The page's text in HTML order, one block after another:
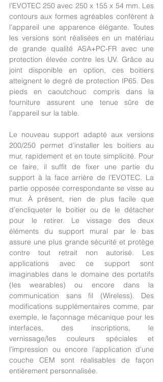
l’EVOTEC 250 avec 250 x 155 x 54 mm. Les
contours aux formes agréables confèrent à
l’appareil une apparence élégante. Toutes
les versions sont réalisées en un matériau
de grande qualité ASA+PC-FR avec une
protection élevée contre les UV. Grâce au
joint disponible en option, ces boitiers
atteignent le degré de protection IP65. Des
pieds en caoutchouc compris dans la
fourniture assurent une tenue sûre de
l’appareil sur la table.
Le nouveau support adapté aux versions
200/250 permet d’installer les boitiers au
mur, rapidement et en toute simplicité. Pour
ce faire, il suffit de fixer une partie du
support à la face arrière de l’EVOTEC. La
partie opposée correspondante se visse au
mur. À présent, rien de plus facile que
d’encliqueter le boitier ou de le détacher
pour le retirer. Le vissage des deux
éléments du support mural par le bas
assure une plus grande sécurité et protège
contre tout retrait non autorisé. Les
applications avec ce support sont
imaginables dans le domaine des portatifs
(les wearables) ou encore dans la
communication sans fil (Wireless). Des
modifications supplémentaires comme, par
exemple, le façonnage mécanique pour les
interfaces, des inscriptions, le
vernissage/les couleurs spéciales et
l’impression ou encore l’application d’une
couche CEM sont réalisables de façon
entièrement personnalisée.